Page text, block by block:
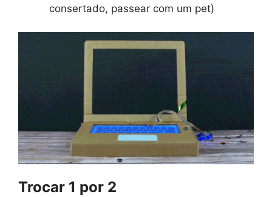
consertado, passear com um pet)
Trocar 1 por 2